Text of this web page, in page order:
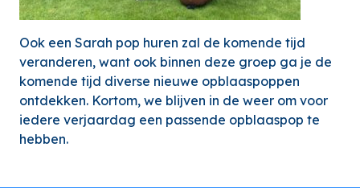
Ook een Sarah pop huren zal de komende tijd
veranderen, want ook binnen deze groep ga je de
komende tijd diverse nieuwe opblaaspoppen
ontdekken. Kortom, we blijven in de weer om voor
iedere verjaardag een passende opblaaspop te
hebben.